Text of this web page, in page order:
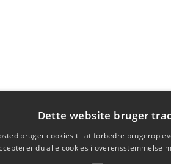
Dette website bruger
bruger cookies til at forbedre
du alle cookies i overensstemmelse